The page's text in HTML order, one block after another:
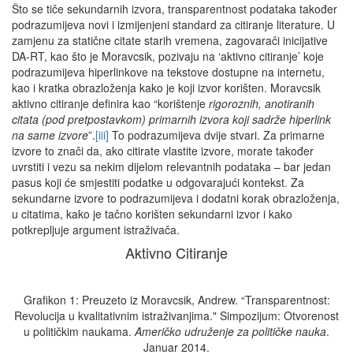
Što se tiče sekundarnih izvora, transparentnost podataka također
podrazumijeva novi i izmijenjeni standard za citiranje literature. U
zamjenu za statične citate starih vremena, zagovarači inicijative
DA-RT, kao što je Moravcsik, pozivaju na ‘aktivno citiranje’ koje
podrazumijeva hiperlinkove na tekstove dostupne na internetu,
kao i kratka obrazloženja kako je koji izvor korišten. Moravcsik
aktivno citiranje definira kao “korištenje rigoroznih, anotiranih
citata (pod pretpostavkom) primarnih izvora koji sadrže hiperlink
na same izvore”.[iii] To podrazumijeva dvije stvari. Za primarne
izvore to znači da, ako citirate vlastite izvore, morate također
uvrstiti i vezu sa nekim dijelom relevantnih podataka – bar jedan
pasus koji će smjestiti podatke u odgovarajući kontekst. Za
sekundarne izvore to podrazumijeva i dodatni korak obrazloženja,
u citatima, kako je tačno korišten sekundarni izvor i kako
potkrepljuje argument istraživača.
Aktivno Citiranje
Grafikon 1: Preuzeto iz Moravcsik, Andrew. “Transparentnost:
Revolucija u kvalitativnim istraživanjima." Simpozijum: Otvorenost
u političkim naukama.Američko udruženje za političke nauka.
Januar 2014.